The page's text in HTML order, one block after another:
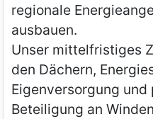
regionale
ausbauen.
Unser mittelfristiges
den Dächern,
Eigenversorgung
Beteiligung an